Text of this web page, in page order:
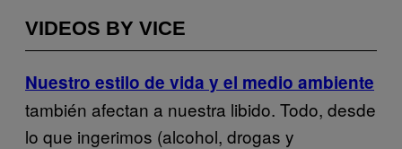
VIDEOS BY VICE
Nuestro estilo de vida y el medio ambiente
también afectan a nuestra libido. Todo, desde
lo que ingerimos (alcohol, drogas y